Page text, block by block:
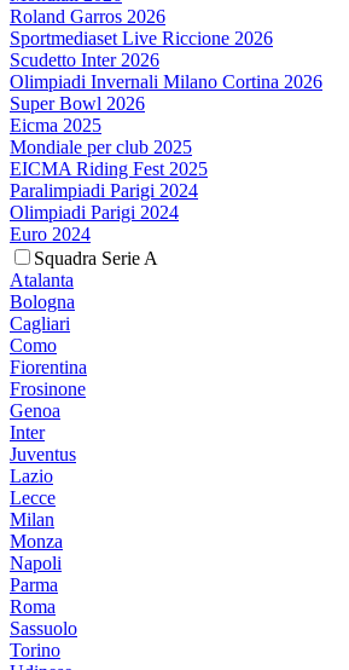
Roland Garros 2026
Sportmediaset Live Riccione 2026
Scudetto Inter 2026
Olimpiadi Invernali Milano Cortina 2026
Super Bowl 2026
Eicma 2025
Mondiale per club 2025
EICMA Riding Fest 2025
Paralimpiadi Parigi 2024
Olimpiadi Parigi 2024
Euro 2024
Squadra Serie A
Atalanta
Bologna
Cagliari
Como
Fiorentina
Frosinone
Genoa
Inter
Juventus
Lazio
Lecce
Milan
Monza
Napoli
Parma
Roma
Sassuolo
Torino